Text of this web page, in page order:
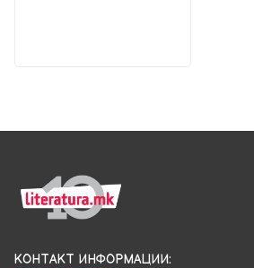
КОНТАКТ ИНФОРМАЦИИ: